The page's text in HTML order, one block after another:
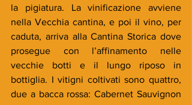
la pigiatura. La vinificazione avviene
nella Vecchia cantina, e poi il vino, per
caduta, arriva alla Cantina Storica dove
prosegue con l’affinamento nelle
vecchie botti e il lungo riposo in
bottiglia. I vitigni coltivati sono quattro,
due a bacca rossa: Cabernet Sauvignon